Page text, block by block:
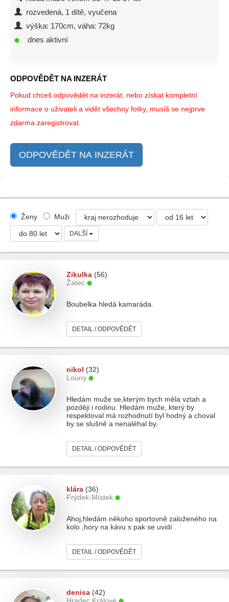
rozvedená, 1 dítě, vyučena
výška: 170cm, váha: 72kg
dnes aktivní
ODPOVĚDĚT NA INZERÁT
Pokud chceš odpovědět na inzerát, nebo získat kompletní
informace o uživateli a vidět všechny fotky, musíš se nejprve
zdarma zaregistrovat.
ODPOVĚDĚT NA INZERÁT
Ženy Muži
DALŠÍ
Zikulka (56)
Žatec
Boubelka hledá kamaráda.
DETAIL / ODPOVĚDĚT
nikol (32)
Louny
Hledám muže se,kterým bych měla vztah a
později i rodinu. Hledám muže, který by
respektoval má rozhodnutí byl hodný a choval
by se slušně a nenaléhal by.
DETAIL / ODPOVĚDĚT
klára (36)
Frýdek-Místek
Ahoj,hledám někoho sportovně založeného na
kolo ,hory na kávu s pak se uvidí .
DETAIL / ODPOVĚDĚT
denisa (42)